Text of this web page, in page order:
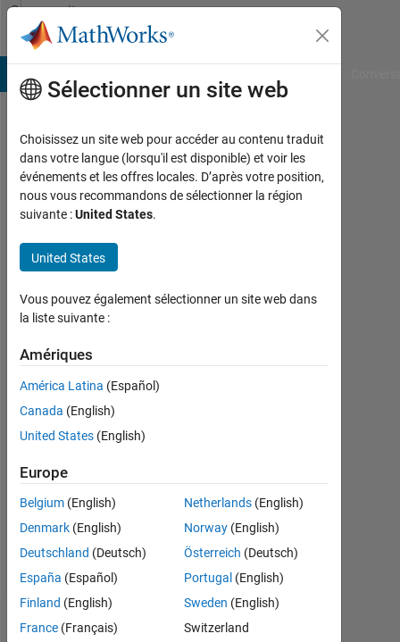
Passer au contenu
Community
Profile
Yong
Teng
Last
plus
de 2
y a
Actif
depuis
2023
0
Following:
0
Follow
Tableau de bord
Sélectionner un site web
Choisissez un site web pour accéder au contenu traduit
dans votre langue (lorsqu'il est disponible) et voir les
événements et les offres locales. D’après votre position,
nous vous recommandons de sélectionner la région
suivante :United States.
United States
Vous pouvez également sélectionner un site web dans
la liste suivante :
Amériques
América Latina (Español)
Canada (English)
United States (English)
Europe
Belgium (English)
Denmark (English)
Deutschland (Deutsch)
España (Español)
Finland (English)
France (Français)
Netherlands(English)
Norway(English)
Österreich (Deutsch)
Portugal (English)
Sweden (English)
Switzerland